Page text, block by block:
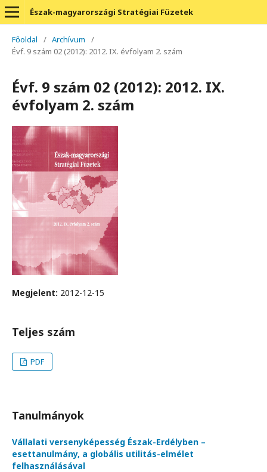
Észak-magyarországi Stratégiai Füzetek
Főoldal / Archívum
/
Évf. 9 szám 02 (2012): 2012. IX. évfolyam 2. szám
Évf. 9 szám 02 (2012): 2012. IX.
évfolyam 2. szám
Megjelent: 2012-12-15
Teljes szám
PDF
Tanulmányok
Vállalati versenyképesség Észak-Erdélyben –
esettanulmány, a globális utilitás-elmélet
felhasználásával